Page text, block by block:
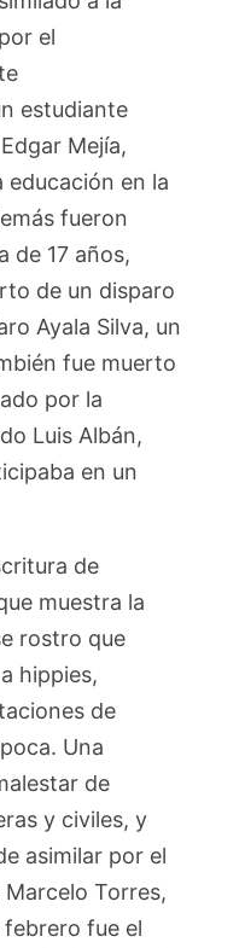
el
estudiante
Mejía,
educación en la
fueron
de 17 años,
de un disparo
Ayala Silva, un
fue muerto
por la
Luis Albán,
en un
de
muestra la
rostro que
hippies,
de
Una
de
y civiles, y
asimilar por el
Torres,
fue el